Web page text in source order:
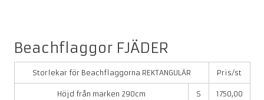
Beachflaggor FJÄDER
Storlekar för Beachflaggorna REKTANGULÄR Pris/st
Höjd från marken 290cm S 1750,00